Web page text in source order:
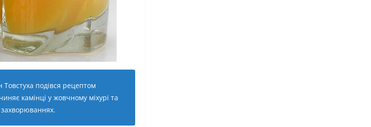
подівся рецептом
камінці у жовчному міхурі та